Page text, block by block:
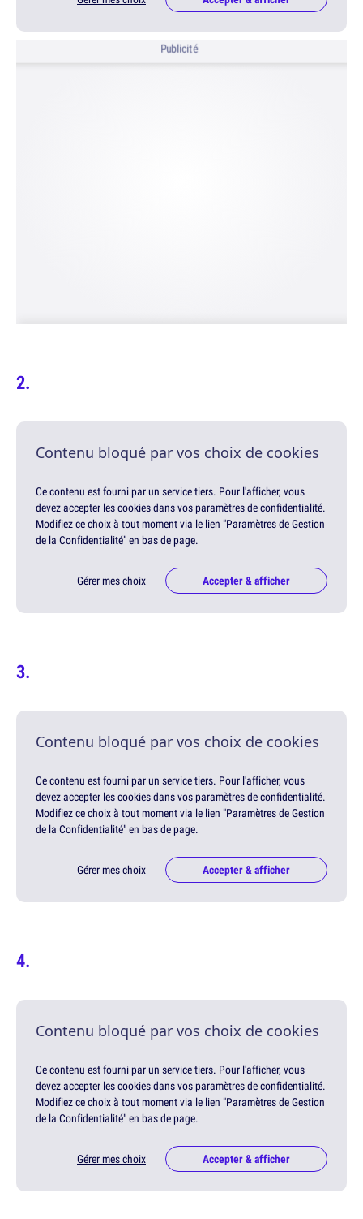
Publicité
Contenu bloqué par vos choix de cookies
Ce contenu est fourni par un service tiers. Pour l'afficher, vous
devez accepter les cookies dans vos paramètres de confidentialité.
Modifiez ce choix à tout moment via le lien "Paramètres de Gestion
de la Confidentialité" en bas de page.
Gérer mes choix Accepter & afficher
Contenu bloqué par vos choix de cookies
Ce contenu est fourni par un service tiers. Pour l'afficher, vous
devez accepter les cookies dans vos paramètres de confidentialité.
Modifiez ce choix à tout moment via le lien "Paramètres de Gestion
de la Confidentialité" en bas de page.
Gérer mes choix Accepter & afficher
Contenu bloqué par vos choix de cookies
Ce contenu est fourni par un service tiers. Pour l'afficher, vous
devez accepter les cookies dans vos paramètres de confidentialité.
Modifiez ce choix à tout moment via le lien "Paramètres de Gestion
de la Confidentialité" en bas de page.
Gérer mes choix Accepter & afficher